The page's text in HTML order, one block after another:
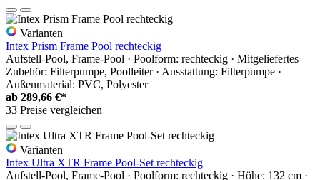
Varianten
Intex Prism Frame Pool rechteckig
Aufstell-Pool, Frame-Pool · Poolform: rechteckig · Mitgeliefertes
Zubehör: Filterpumpe, Poolleiter · Ausstattung: Filterpumpe ·
Außenmaterial: PVC, Polyester
ab 289,66 €*
33 Preise vergleichen
Varianten
Intex Ultra XTR Frame Pool-Set rechteckig
Aufstell-Pool, Frame-Pool · Poolform: rechteckig · Höhe: 132 cm ·